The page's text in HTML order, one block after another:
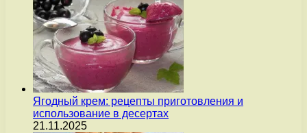
Ягодный крем: рецепты приготовления и
использование в десертах
21.11.2025